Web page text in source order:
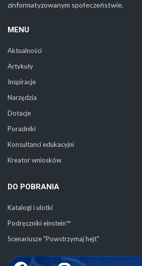
zinformatyzowanym społeczeństwie.
MENU
Aktualności
Artykuły
Inspiracje
Narzędzia
Dotacje
Poradniki
Konsultanci edukacyjni
Kreator wniosków
DO POBRANIA
Katalogi i ulotki
Podręczniki einstein™
Scenariusze "Powstrzymaj hejt"